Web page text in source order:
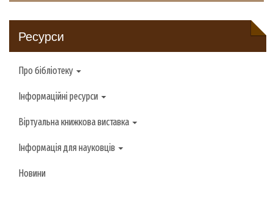
Ресурси
Про бібліотеку
Інформаційні ресурси
Віртуальна книжкова виставка
Інформація для науковців
Новини